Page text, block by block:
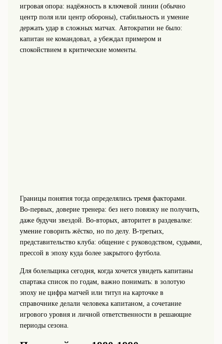
игровая опора: надёжность в ключевой линии (обычно
центр поля или центр обороны), стабильность и умение
держать удар в сложных матчах. Автократии не было:
капитан не командовал, а убеждал примером и
спокойствием в критические моменты.
Границы понятия тогда определялись тремя факторами.
Во‑первых, доверие тренера: без него повязку не получить,
даже будучи звездой. Во‑вторых, авторитет в раздевалке:
умение говорить жёстко, но по делу. В‑третьих,
представительство клуба: общение с руководством, судьями,
прессой в эпоху куда более закрытого футбола.
Для болельщика сегодня, когда хочется увидеть капитаны
спартака список по годам, важно понимать: в золотую
эпоху не цифра матчей или титул на карточке в
справочнике делали человека капитаном, а сочетание
игрового уровня и личной ответственности в решающие
периоды сезона.